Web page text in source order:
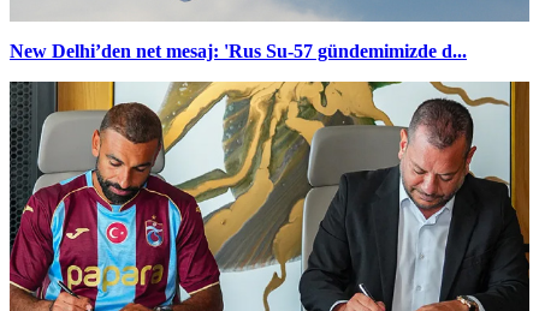
New Delhi’den net mesaj: 'Rus Su-57 gündemimizde d...